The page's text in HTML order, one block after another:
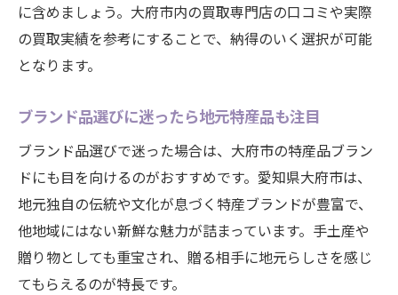
ブランド品を観光と共に満喫する方法
地元ブランド品を旅の思い出にするコツ
観光客にも人気のブランド品活用術
に含めましょう。大府市内の買取専門店の口コミや実際
の買取実績を参考にすることで、納得のいく選択が可能
となります。
ブランド品選びに迷ったら地元特産品も注目
ブランド品選びで迷った場合は、大府市の特産品ブラン
ドにも目を向けるのがおすすめです。愛知県大府市は、
地元独自の伝統や文化が息づく特産ブランドが豊富で、
他地域にはない新鮮な魅力が詰まっています。手土産や
贈り物としても重宝され、贈る相手に地元らしさを感じ
てもらえるのが特長です。